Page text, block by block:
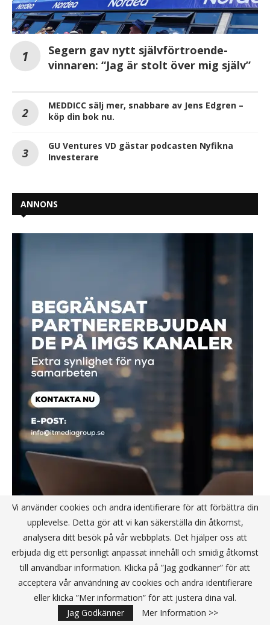
Segern gav nytt självförtroende-
vinnaren: “Jag är stolt över mig själv”
MEDDICC sälj mer, snabbare av Jens Edgren –
köp din bok nu.
GU Ventures VD gästar podcasten Nyfikna
Investerare
ANNONS
Vi använder cookies och andra identifierare för att förbättra din
upplevelse. Detta gör att vi kan säkerställa din åtkomst,
analysera ditt besök på vår webbplats. Det hjälper oss att
erbjuda dig ett personligt anpassat innehåll och smidig åtkomst
till användbar information. Klicka på ”Jag godkänner” för att
acceptera vår användning av cookies och andra identifierare
eller klicka ”Mer information” för att justera dina val.
Jag Godkänner
Mer Information >>